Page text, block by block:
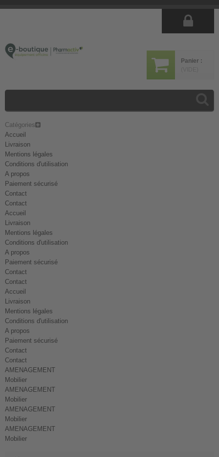
Panier :
Catégories
Accueil
Livraison
Mentions légales
Conditions d'utilisation
A propos
Paiement sécurisé
Contact
Contact
Accueil
Livraison
Mentions légales
Conditions d'utilisation
A propos
Paiement sécurisé
Contact
Contact
Accueil
Livraison
Mentions légales
Conditions d'utilisation
A propos
Paiement sécurisé
Contact
Contact
AMENAGEMENT
Mobilier
AMENAGEMENT
Mobilier
AMENAGEMENT
Mobilier
AMENAGEMENT
Mobilier